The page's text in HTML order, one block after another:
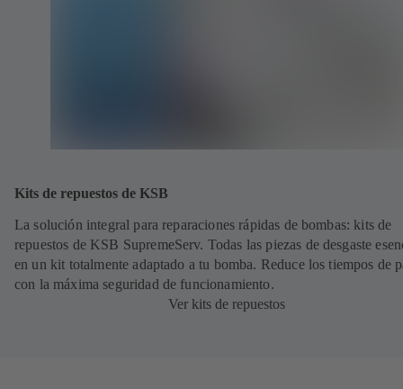
Kits de repuestos de KSB
La solución integral para reparaciones rápidas de bombas: kits de
repuestos de KSB SupremeServ. Todas las piezas de desgaste
en un kit totalmente adaptado a tu bomba. Reduce los tiempos de
con la máxima seguridad de funcionamiento.
Ver kits de repuestos